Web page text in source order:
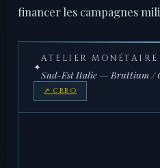
financer les campagnes
✦
ATELIER
Sud-Est Italie — Bruttium /
↗ CRRO